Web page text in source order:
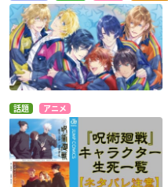
話題 アニメ